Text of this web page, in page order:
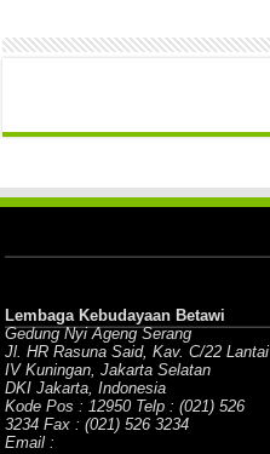
Lembaga Kebudayaan Betawi
Gedung Nyi Ageng Serang
Jl. HR Rasuna Said, Kav. C/22 Lantai
IV Kuningan, Jakarta Selatan
DKI Jakarta, Indonesia
Kode Pos : 12950 Telp : (021) 526
3234 Fax : (021) 526 3234
Email :